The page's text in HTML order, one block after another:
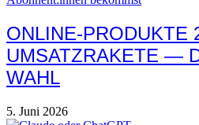
ONLINE-PRODUKTE
UMSATZRAKETE —
WAHL
5. Juni 2026